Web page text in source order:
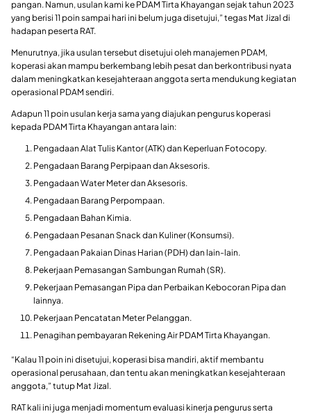
pangan. Namun, usulan kami ke PDAM Tirta Khayangan sejak tahun 2023
yang berisi 11 poin sampai hari ini belum juga disetujui,” tegas Mat Jizal di
hadapan peserta RAT.
Menurutnya, jika usulan tersebut disetujui oleh manajemen PDAM,
koperasi akan mampu berkembang lebih pesat dan berkontribusi nyata
dalam meningkatkan kesejahteraan anggota serta mendukung kegiatan
operasional PDAM sendiri.
Adapun 11 poin usulan kerja sama yang diajukan pengurus koperasi
kepada PDAM Tirta Khayangan antara lain:
Pengadaan Alat Tulis Kantor (ATK) dan Keperluan Fotocopy.
Pengadaan Barang Perpipaan dan Aksesoris.
Pengadaan Water Meter dan Aksesoris.
Pengadaan Barang Perpompaan.
Pengadaan Bahan Kimia.
Pengadaan Pesanan Snack dan Kuliner (Konsumsi).
Pengadaan Pakaian Dinas Harian (PDH) dan lain-lain.
Pekerjaan Pemasangan Sambungan Rumah (SR).
Pekerjaan Pemasangan Pipa dan Perbaikan Kebocoran Pipa dan
lainnya.
Pekerjaan Pencatatan Meter Pelanggan.
Penagihan pembayaran Rekening Air PDAM Tirta Khayangan.
“Kalau 11 poin ini disetujui, koperasi bisa mandiri, aktif membantu
operasional perusahaan, dan tentu akan meningkatkan kesejahteraan
anggota,” tutup Mat Jizal.
RAT kali ini juga menjadi momentum evaluasi kinerja pengurus serta